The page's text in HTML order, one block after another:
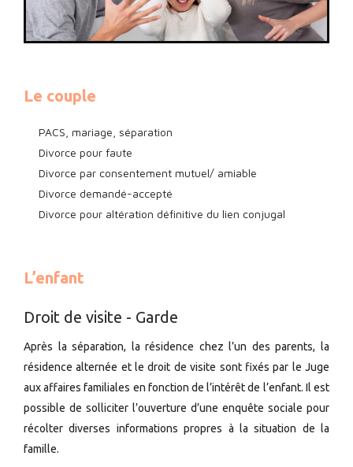
Le couple
PACS, mariage, séparation
Divorce pour faute
Divorce par consentement mutuel/ amiable
Divorce demandé-accepté
Divorce pour altération définitive du lien conjugal
L’enfant
Droit de visite - Garde
Après la séparation, la résidence chez l’un des parents, la
résidence alternée et le droit de visite sont fixés par le Juge
aux affaires familiales en fonction de l’intérêt de l’enfant. Il est
possible de solliciter l’ouverture d’une enquête sociale pour
récolter diverses informations propres à la situation de la
famille.